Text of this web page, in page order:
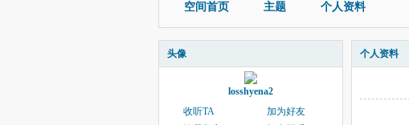
空间首页 主题 个人资料
头像
losshyena2
收听TA
加为好友
个人资料